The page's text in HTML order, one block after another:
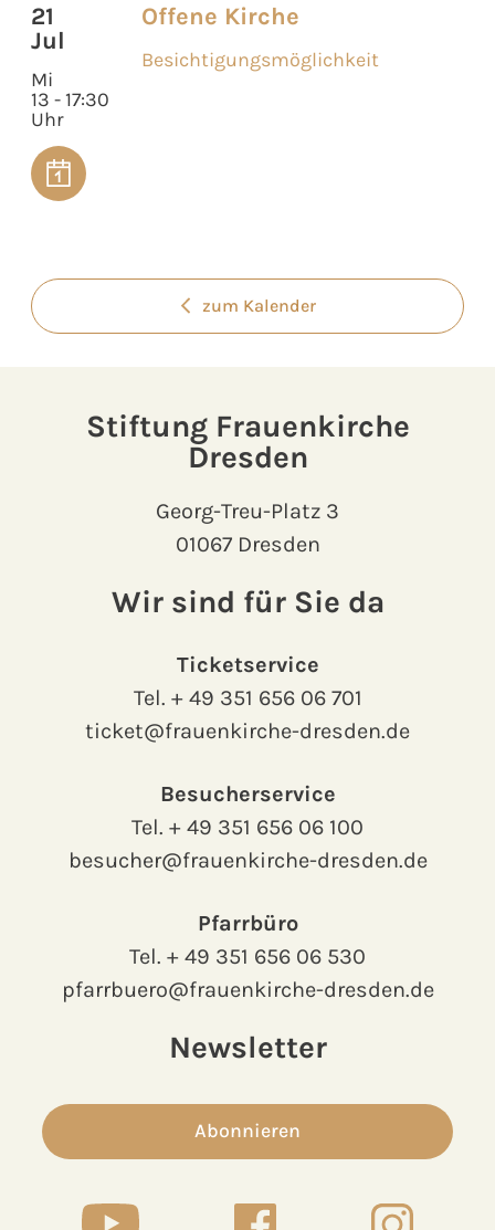
21
Jul
Mi
13 - 17:30
Uhr
Offene Kirche
Besichtigungsmöglichkeit
zum Kalender
Stiftung Frauenkirche
Dresden
Georg-Treu-Platz 3
01067 Dresden
Wir sind für Sie da
Ticketservice
Tel. + 49 351 656 06 701
ticket@frauenkirche-dresden.de
Besucherservice
Tel. + 49 351 656 06 100
besucher@frauenkirche-dresden.de
Pfarrbüro
Tel. + 49 351 656 06 530
pfarrbuero@frauenkirche-dresden.de
Newsletter
Abonnieren